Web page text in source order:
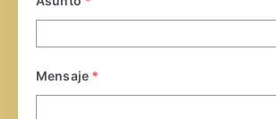
Mensaje *